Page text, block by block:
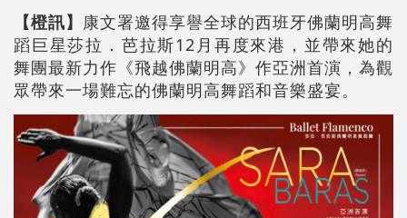
【橙訊】 康文署邀得享譽全球的西班牙佛蘭明高舞
蹈巨星莎拉．芭拉斯12月再度來港，並帶來她的
舞團最新力作《飛越佛蘭明高》作亞洲首演，為觀
眾帶來一場難忘的佛蘭明高舞蹈和音樂盛宴。